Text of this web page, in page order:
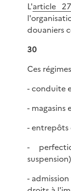
L'article
douaniers
30
Ces
- conduite
- magasins
-
-
-